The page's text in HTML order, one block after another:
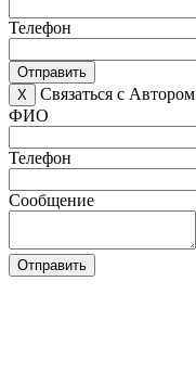
Телефон
Отправить
X
Связаться с Автором
ФИО
Телефон
Сообщение
Отправить